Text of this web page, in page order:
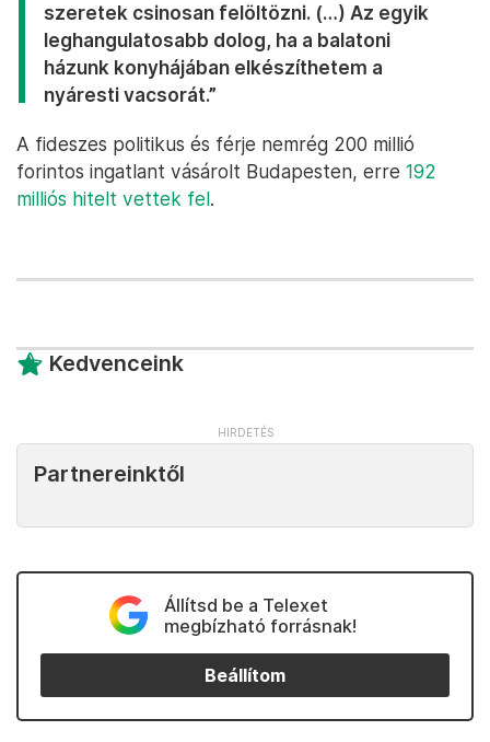
szeretek csinosan felöltözni. (…) Az egyik
leghangulatosabb dolog, ha a balatoni
házunk konyhájában elkészíthetem a
nyáresti vacsorát.”
A fideszes politikus és férje nemrég 200 millió
forintos ingatlant vásárolt Budapesten, erre 192
milliós hitelt vettek fel.
Kedvenceink
Partnereinktől
Állítsd be a Telexet
megbízható forrásnak!
Beállítom